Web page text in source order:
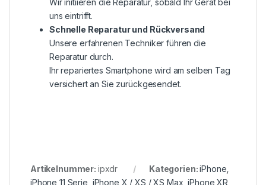
uns eintrifft.
Schnelle Reparatur und Rückversand
Unsere erfahrenen Techniker führen die
Reparatur durch.
Ihr repariertes Smartphone wird am selben Tag
versichert an Sie zurückgesendet.
Artikelnummer: ipxdr Kategorien:iPhone
iPhone 11 Serie iPhone X / XS / XS Max ,iPhone XR